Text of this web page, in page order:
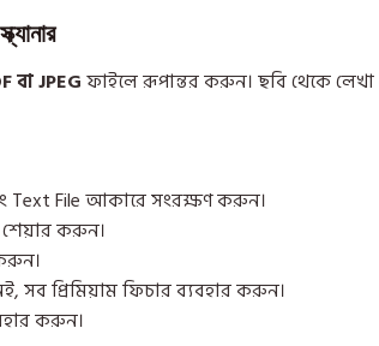
বা JPEGফাইলে রূপান্তর করুন। ছবি থেকে লেখা
Text File আকারে সংরক্ষণ করুন।
শেয়ার করুন।
সব প্রিমিয়াম ফিচার ব্যবহার করুন।
করুন।